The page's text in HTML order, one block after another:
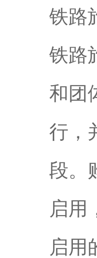
铁路
铁路
和团
行，
段。
启用
启用